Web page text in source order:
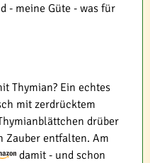
- meine Güte - was für
Thymian? Ein echtes
mit zerdrücktem
drüber
Zauber entfalten. Am
damit - und schon